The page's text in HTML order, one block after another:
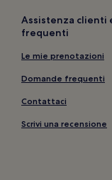
vicinanze
e hotel con spa
vicinanze
Assistenza clienti
frequenti
Le mie prenotazioni
Domande frequenti
Contattaci
Scrivi una recensione